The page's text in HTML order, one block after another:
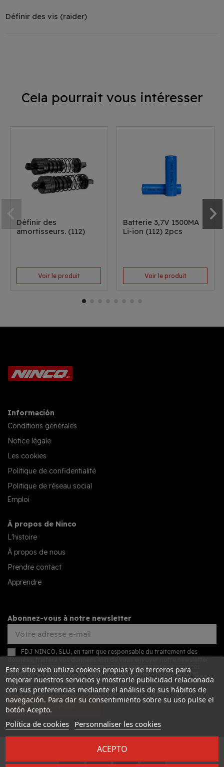
Définir des vis (raider)
Cela pourrait vous intéresser
Définir des
amortisseurs. (112)
Voir le produit
Batterie 3,7V 1500MA
Li-ion (112) 2pcs
Voir le produit
Información
Conditions générales
Notice légale
Les cookies
Politique de confidentialité
Politique de réseau social
Emploi
À propos de Ninco
L'histoire
À propos de nous
Prendre contact
Apprendre
Abonnez-vous à notre newsletter
FDJ NINCO, SLU, en tant que responsable du traitement des
présentant les nouveautés commerciales concernant nos services.
Vous pouvez accéder à vos données, les rectifier et les effacer, et
exercer d'autres droits en consultant les informations détaillées sur la
protection des données dans notre politique de confidentialité.
S’ABONNER
Desarrollado por
Este sitio web utiliza cookies propias y de terceros para
mejorar nuestros servicios y mostrarle publicidad relacionada
con sus preferencias mediante el análisis de sus hábitos de
navegación. Para dar su consentimiento sobre su uso pulse el
botón Acepto.
Política de cookies Personnaliser les cookies
ACEPTO